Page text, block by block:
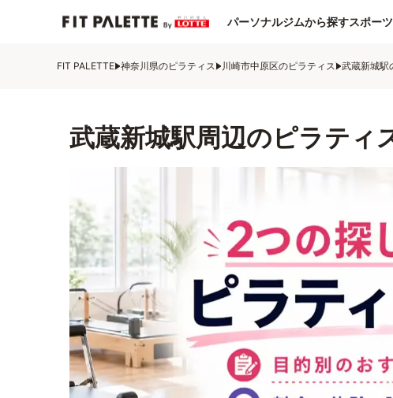
パーソナルジムから探すスポー
FIT PALETTE 神奈川県のピラティス 川崎市中原区のピラティス 武蔵新城駅
武蔵新城駅周辺のピラティ